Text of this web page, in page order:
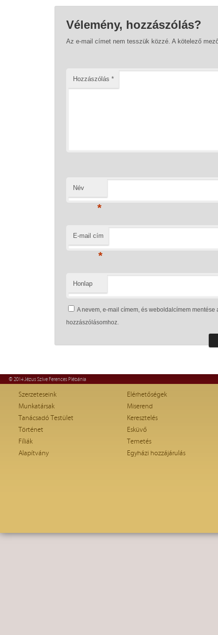
Vélemény, hozzászólás?
Az e-mail címet nem tesszük közzé. A kötelező
Hozzászólás *
Név
*
E-mail cím
*
Honlap
A nevem, e-mail címem, és weboldalcímem
hozzászólásomhoz.
© 2014 Jézus Szíve Ferences Plébánia
Szerzeteseink
Munkatársak
Tanácsadó Testület
Történet
Fíliák
Alapítvány
Elérhetőségek
Miserend
Keresztelés
Esküvő
Temetés
Egyházi hozzájárulás